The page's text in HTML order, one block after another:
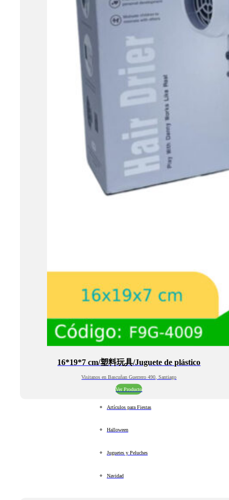
16*19*7 cm/塑料玩具/Juguete de plástico
Visitanos en Bascuñan Guerrero 490, Santiago
Ver Producto
Artículos para Fiestas
Halloween
Juguetes y Peluches
Navidad